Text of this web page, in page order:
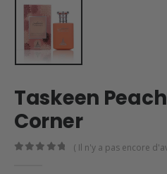
Taskeen
Corner
( Il n'y a pas encore